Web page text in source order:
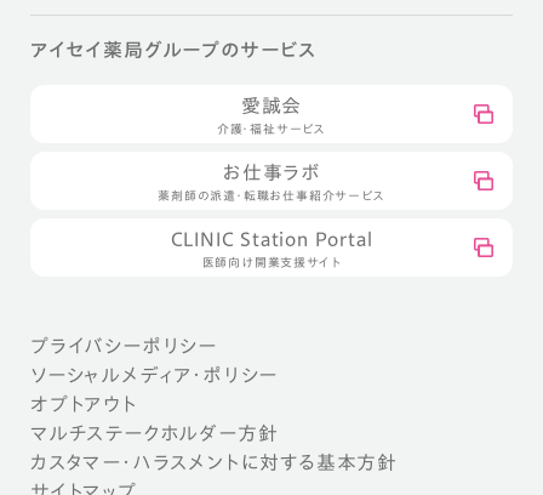
アイセイ薬局グループのサービス
愛誠会
介護・福祉サービス
お仕事ラボ
薬剤師の派遣・転職お仕事紹介サービス
CLINIC Station Portal
医師向け開業支援サイト
プライバシーポリシー
ソーシャルメディア・ポリシー
オプトアウト
マルチステークホルダー方針
カスタマー・ハラスメントに対する基本方針